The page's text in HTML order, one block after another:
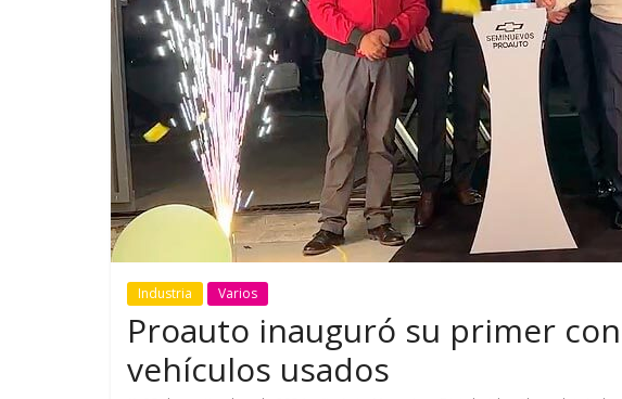
Industria Varios
Proauto inauguró su primer
vehículos usados